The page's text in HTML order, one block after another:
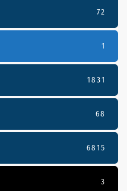
72
1
1831
68
6815
3